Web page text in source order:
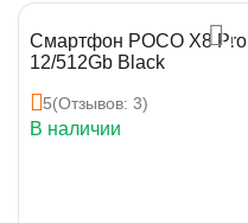
Смартфон POCO X8 Pro
12/512Gb Black
5(Отзывов: 3)
В наличии